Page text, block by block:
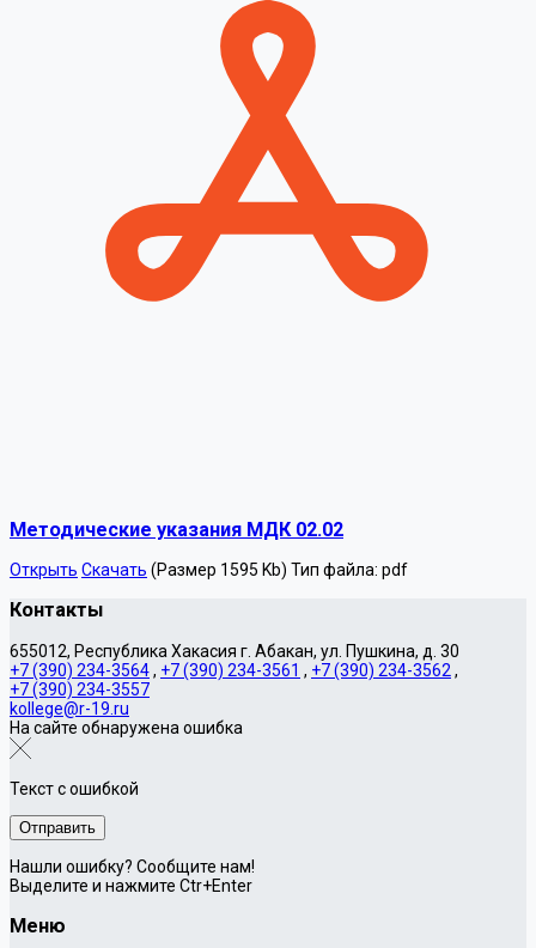
Методические указания МДК 02.02
Открыть Скачать (Размер 1595 Kb) Тип файла: pdf
Контакты
655012, Республика Хакасия г. Абакан, ул. Пушкина, д. 30
+7 (390) 234-3564, +7 (390) 234-3561 , +7 (390) 234-3562 ,
+7 (390) 234-3557
kollege@r-19.ru
На сайте обнаружена ошибка
Текст с ошибкой
Нашли ошибку? Сообщите нам!
Выделите и нажмите Ctr+Enter
Меню